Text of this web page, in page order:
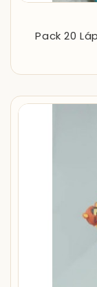
Pack 20